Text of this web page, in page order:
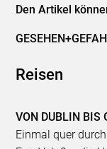
Den Artikel
Reisen
VON DUBLIN
Einmal quer